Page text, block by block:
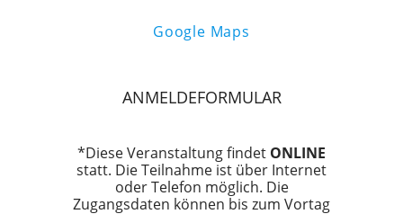
Google Maps
ANMELDEFORMULAR
*Diese Veranstaltung findet ONLINE
statt. Die Teilnahme ist über Internet
oder Telefon möglich. Die
Zugangsdaten können bis zum Vortag